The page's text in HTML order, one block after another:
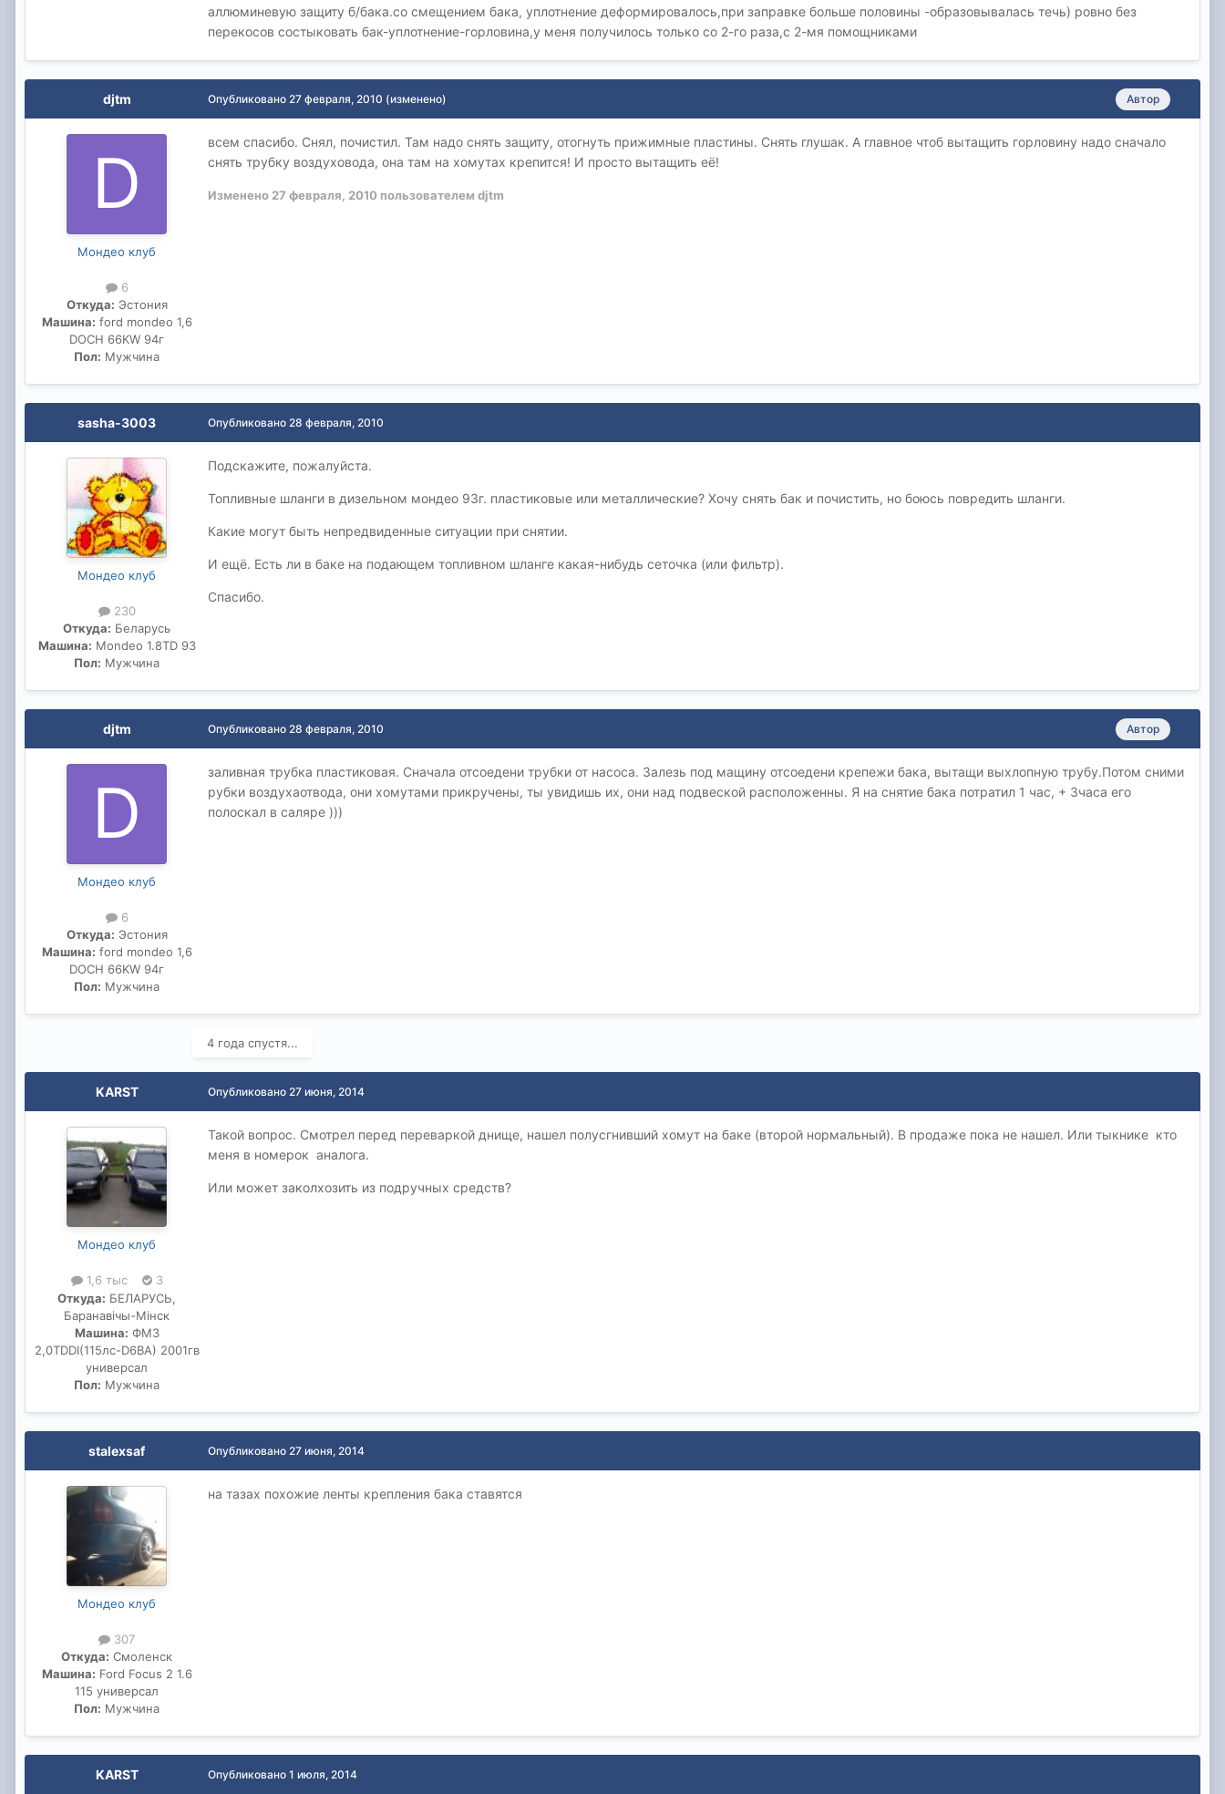
аллюминевую защиту б/бака.со смещением бака, уплотнение деформировалось,при заправке больше половины -образовывалась течь) ровно без
перекосов состыковать бак-уплотнение-горловина,у меня получилось только со 2-го раза,с 2-мя помощниками
djtm
Мондео клуб
6
Откуда: Эстония
Машина: ford mondeo 1,6
DOCH 66KW 94г
Пол: Мужчина
Автор
Опубликовано 27 февраля, 2010 (изменено)
всем спасибо. Снял, почистил. Там надо снять защиту, отогнуть прижимные пластины. Снять глушак. А главное чтоб вытащить горловину надо сначало
снять трубку воздуховода, она там на хомутах крепится! И просто вытащить её!
Изменено 27 февраля, 2010 пользователем djtm
sasha-3003
Мондео клуб
230
Откуда: Беларусь
Машина: Mondeo 1.8TD 93
Пол: Мужчина
Опубликовано 28 февраля, 2010
Подскажите, пожалуйста.
Топливные шланги в дизельном мондео 93г. пластиковые или металлические? Хочу снять бак и почистить, но боюсь повредить шланги.
Какие могут быть непредвиденные ситуации при снятии.
И ещё. Есть ли в баке на подающем топливном шланге какая-нибудь сеточка (или фильтр).
Спасибо.
djtm
Мондео клуб
6
Откуда: Эстония
Машина: ford mondeo 1,6
DOCH 66KW 94г
Пол: Мужчина
Автор
Опубликовано 28 февраля, 2010
заливная трубка пластиковая. Сначала отсоедени трубки от насоса. Залезь под мащину отсоедени крепежи бака, вытащи выхлопную трубу.Потом сними
рубки воздухаотвода, они хомутами прикручены, ты увидишь их, они над подвеской расположенны. Я на снятие бака потратил 1 час, + 3часа его
полоскал в саляре )))
4 года спустя...
KARST
Мондео клуб
1,6 тыс
3
Откуда: БЕЛАРУСЬ,
Баранавiчы-Мiнск
Машина: ФМ3
2,0TDDI(115лс-D6BA) 2001гв
универсал
Пол: Мужчина
Опубликовано 27 июня, 2014
Такой вопрос. Смотрел перед переваркой днище, нашел полусгнивший хомут на баке (второй нормальный). В продаже пока не нашел. Или тыкнике кто
меня в номерок аналога.
Или может заколхозить из подручных средств?
stalexsaf
Мондео клуб
307
Откуда: Смоленск
Машина: Ford Focus 2 1.6
115 универсал
Пол: Мужчина
Опубликовано 27 июня, 2014
на тазах похожие ленты крепления бака ставятся
KARST Опубликовано 1 июля, 2014